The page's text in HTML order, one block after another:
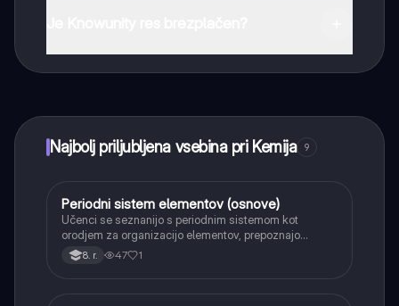
Najbolj priljubljena vsebina pri Kemija 9
Kemija
Periodni sistem elementov (osnove)
Učenci se seznanijo s periodnim sistemom kot
orodjem za organizacijo elementov, prepoznajo
periode in skupine ter razliko med kovinami in
nekovinami.
8. r. 47 1